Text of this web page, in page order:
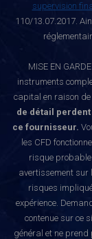
supervision
110/13.07.2017.
MISE EN
instruments
capital en raison de
de détail perdent
ce fournisseur.
les CFD
risque
avertissement sur
risques
expérience.
contenue sur ce
général et ne prend